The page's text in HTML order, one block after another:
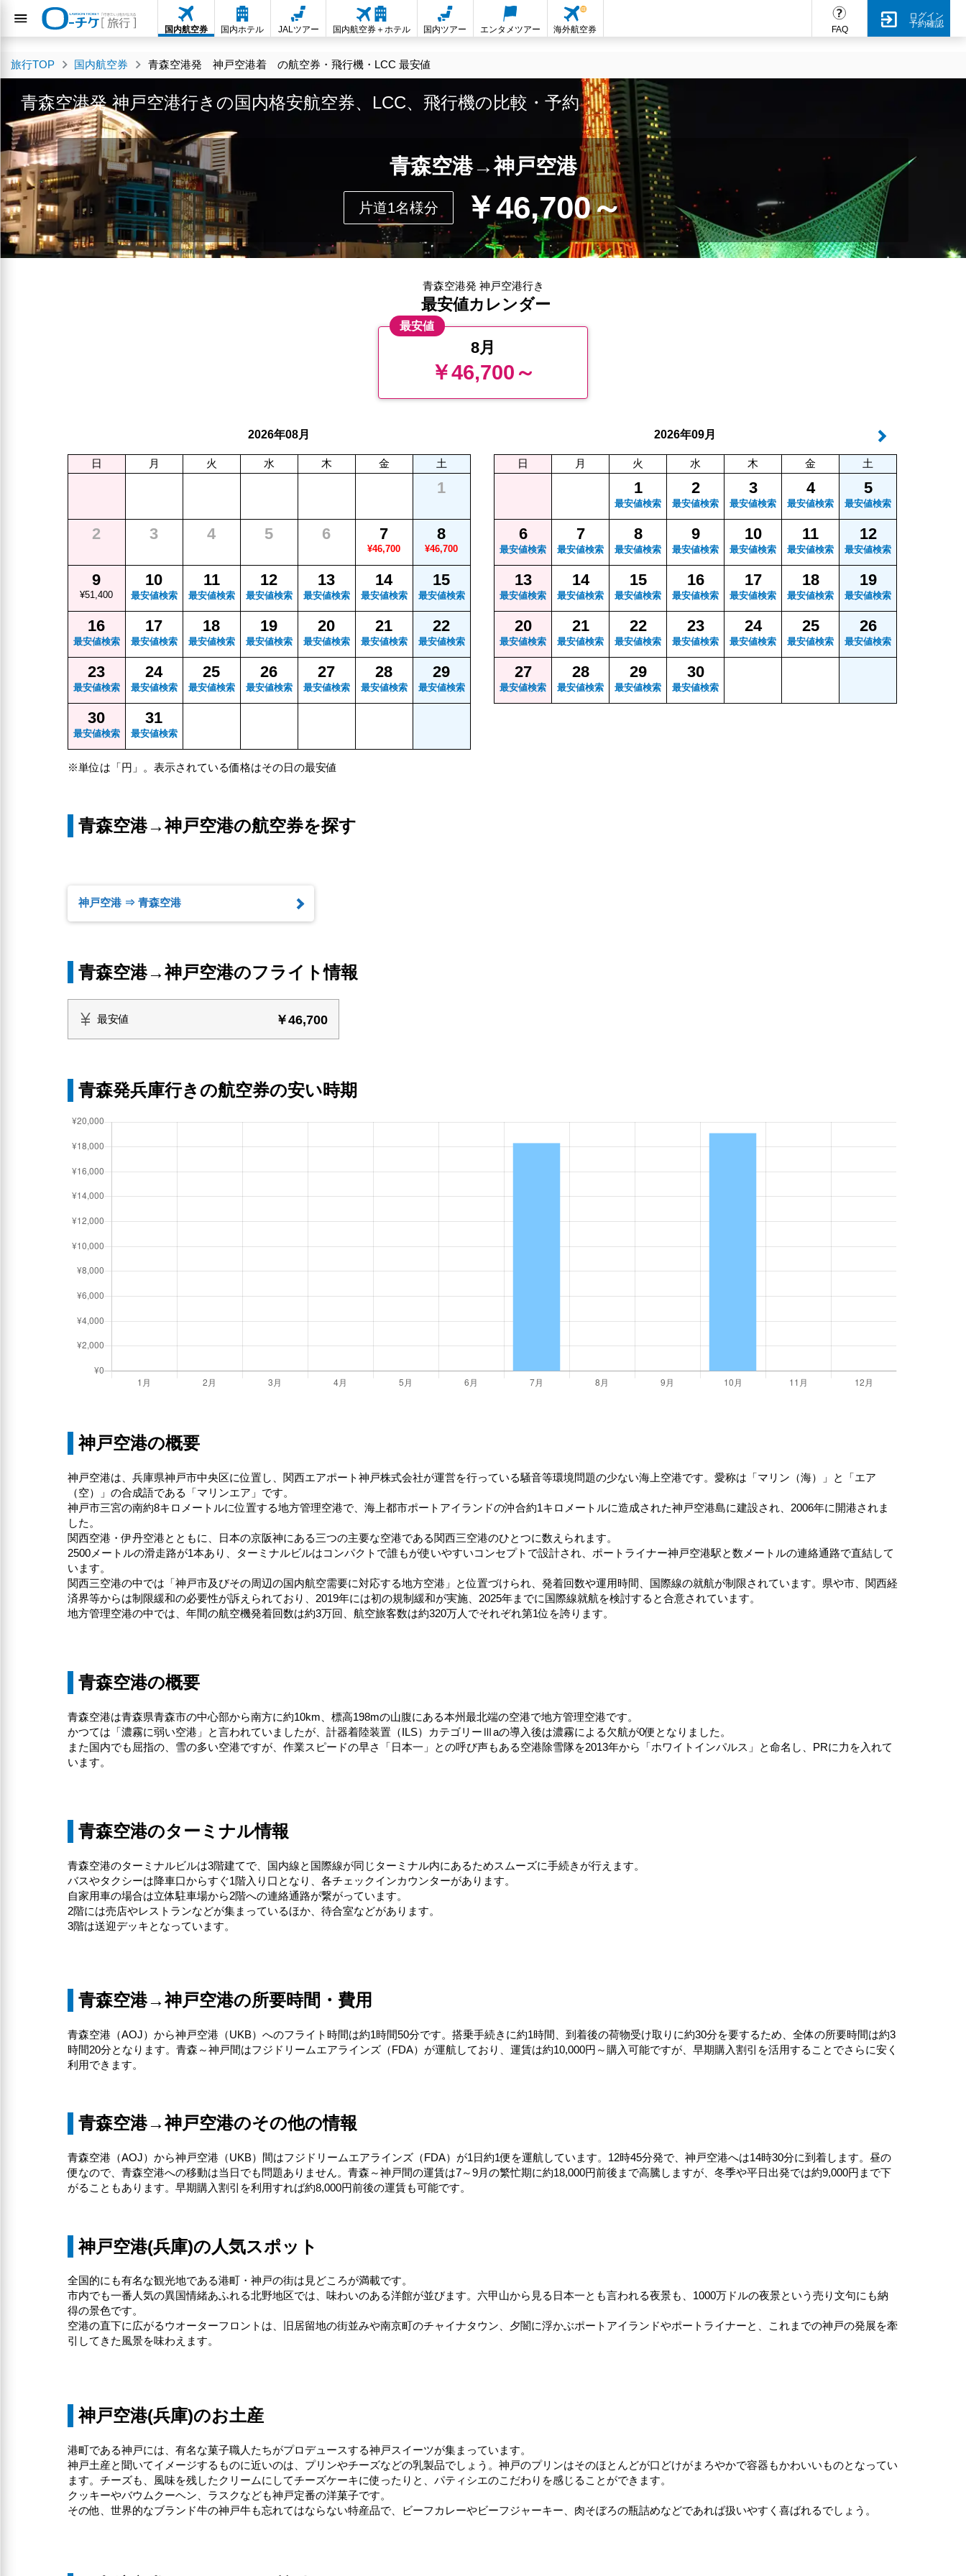
FAQ
ログイン
予約確認
国内航空券 国内ホテル JALツアー 国内航空券＋ホテル 国内ツアー エンタメツアー 海外航空券
旅行TOP 国内航空券 青森空港発 神戸空港着 の航空券・飛行機・LCC 最安値
青森空港発 神戸空港行きの国内格安航空券、LCC、飛行機の比較・予約
青森空港→神戸空港
片道1名様分 ￥46,700～
青森空港発 神戸空港行き
最安値カレンダー
最安値
8月
￥46,700～
2026年08月
日 月 火 水 木 金 土
1
2 3 4 5 6 7
¥46,700
8
¥46,700
9
¥51,400
10
最安値検索
11
最安値検索
12
最安値検索
13
最安値検索
14
最安値検索
15
最安値検索
16
最安値検索
17
最安値検索
18
最安値検索
19
最安値検索
20
最安値検索
21
最安値検索
22
最安値検索
23
最安値検索
24
最安値検索
25
最安値検索
26
最安値検索
27
最安値検索
28
最安値検索
29
最安値検索
30
最安値検索
31
最安値検索
2026年09月
日 月 火 水 木 金 土
1
最安値検索
2
最安値検索
3
最安値検索
4
最安値検索
5
最安値検索
6
最安値検索
7
最安値検索
8
最安値検索
9
最安値検索
10
最安値検索
11
最安値検索
12
最安値検索
13
最安値検索
14
最安値検索
15
最安値検索
16
最安値検索
17
最安値検索
18
最安値検索
19
最安値検索
20
最安値検索
21
最安値検索
22
最安値検索
23
最安値検索
24
最安値検索
25
最安値検索
26
最安値検索
27
最安値検索
28
最安値検索
29
最安値検索
30
最安値検索
※単位は「円」。表示されている価格はその日の最安値
青森空港→神戸空港の航空券を探す
神戸空港 ⇒ 青森空港
青森空港→神戸空港のフライト情報
最安値 ￥46,700
青森発兵庫行きの航空券の安い時期
神戸空港の概要
神戸空港は、兵庫県神戸市中央区に位置し、関西エアポート神戸株式会社が運営を行っている騒音等環境問題の少ない海上空港です。愛称は「マリン（海）」と「エア
（空）」の合成語である「マリンエア」です。
神戸市三宮の南約8キロメートルに位置する地方管理空港で、海上都市ポートアイランドの沖合約1キロメートルに造成された神戸空港島に建設され、2006年に開港されま
した。
関西空港・伊丹空港とともに、日本の京阪神にある三つの主要な空港である関西三空港のひとつに数えられます。
2500メートルの滑走路が1本あり、ターミナルビルはコンパクトで誰もが使いやすいコンセプトで設計され、ポートライナー神戸空港駅と数メートルの連絡通路で直結して
います。
関西三空港の中では「神戸市及びその周辺の国内航空需要に対応する地方空港」と位置づけられ、発着回数や運用時間、国際線の就航が制限されています。県や市、関西経
済界等からは制限緩和の必要性が訴えられており、2019年には初の規制緩和が実施、2025年までに国際線就航を検討すると合意されています。
地方管理空港の中では、年間の航空機発着回数は約3万回、航空旅客数は約320万人でそれぞれ第1位を誇ります。
青森空港の概要
青森空港は青森県青森市の中心部から南方に約10km、標高198mの山腹にある本州最北端の空港で地方管理空港です。
かつては「濃霧に弱い空港」と言われていましたが、計器着陸装置（ILS）カテゴリーⅢaの導入後は濃霧による欠航が0便となりました。
また国内でも屈指の、雪の多い空港ですが、作業スピードの早さ「日本一」との呼び声もある空港除雪隊を2013年から「ホワイトインパルス」と命名し、PRに力を入れて
います。
青森空港のターミナル情報
青森空港のターミナルビルは3階建てで、国内線と国際線が同じターミナル内にあるためスムーズに手続きが行えます。
バスやタクシーは降車口からすぐ1階入り口となり、各チェックインカウンターがあります。
自家用車の場合は立体駐車場から2階への連絡通路が繋がっています。
2階には売店やレストランなどが集まっているほか、待合室などがあります。
3階は送迎デッキとなっています。
青森空港→神戸空港の所要時間・費用
青森空港（AOJ）から神戸空港（UKB）へのフライト時間は約1時間50分です。搭乗手続きに約1時間、到着後の荷物受け取りに約30分を要するため、全体の所要時間は約3
時間20分となります。青森～神戸間はフジドリームエアラインズ（FDA）が運航しており、運賃は約10,000円～購入可能ですが、早期購入割引を活用することでさらに安く
利用できます。
青森空港→神戸空港のその他の情報
青森空港（AOJ）から神戸空港（UKB）間はフジドリームエアラインズ（FDA）が1日約1便を運航しています。12時45分発で、神戸空港へは14時30分に到着します。昼の
便なので、青森空港への移動は当日でも問題ありません。青森～神戸間の運賃は7～9月の繁忙期に約18,000円前後まで高騰しますが、冬季や平日出発では約9,000円まで下
がることもあります。早期購入割引を利用すれば約8,000円前後の運賃も可能です。
神戸空港(兵庫)の人気スポット
全国的にも有名な観光地である港町・神戸の街は見どころが満載です。
市内でも一番人気の異国情緒あふれる北野地区では、味わいのある洋館が並びます。六甲山から見る日本一とも言われる夜景も、1000万ドルの夜景という売り文句にも納
得の景色です。
空港の直下に広がるウオーターフロントは、旧居留地の街並みや南京町のチャイナタウン、夕闇に浮かぶポートアイランドやポートライナーと、これまでの神戸の発展を牽
引してきた風景を味わえます。
神戸空港(兵庫)のお土産
港町である神戸には、有名な菓子職人たちがプロデュースする神戸スイーツが集まっています。
神戸土産と聞いてイメージするものに近いのは、プリンやチーズなどの乳製品でしょう。神戸のプリンはそのほとんどが口どけがまろやかで容器もかわいいものとなってい
ます。チーズも、風味を残したクリームにしてチーズケーキに使ったりと、パティシエのこだわりを感じることができます。
クッキーやバウムクーヘン、ラスクなども神戸定番の洋菓子です。
その他、世界的なブランド牛の神戸牛も忘れてはならない特産品で、ビーフカレーやビーフジャーキー、肉そぼろの瓶詰めなどであれば扱いやすく喜ばれるでしょう。